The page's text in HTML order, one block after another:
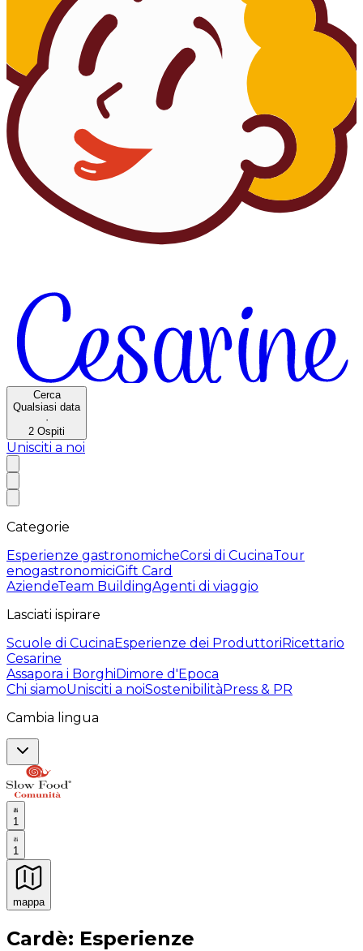
Cerca
Qualsiasi data
·
2 Ospiti
Unisciti a noi
Categorie
Esperienze gastronomicheCorsi di CucinaTour
enogastronomiciGift Card
AziendeTeam BuildingAgenti di viaggio
Lasciati ispirare
Scuole di CucinaEsperienze dei ProduttoriRicettario
Cesarine
Assapora i BorghiDimore d'Epoca
Chi siamoUnisciti a noiSostenibilitàPress & PR
Cambia lingua
1
1
mappa
Esperienze culinarie indimenticabili: Esperienze
Cardè: Esperienze